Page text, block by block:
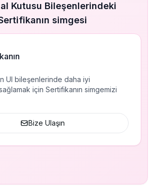
Kutusu Bileşenlerindeki
simgesi
UI bileşenlerinde daha iyi
için Sertifikanın simgemizi
Bize Ulaşın